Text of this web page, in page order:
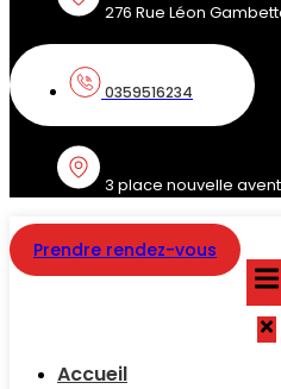
276 Rue Léon
0359516234
3 place nouvelle
Prendre rendez-vous
Accueil